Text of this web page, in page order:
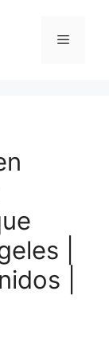
Menú
|
|